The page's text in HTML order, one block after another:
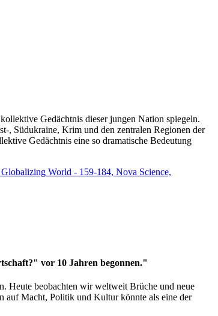
Gedächtnis dieser jungen Nation spiegeln.
, Südukraine, Krim und den zentralen Regionen der
Gedächtnis eine so dramatische Bedeutung
World - 159-184, Nova Science,
vor 10 Jahren begonnen."
Heute beobachten wir weltweit Brüche und neue
auf Macht, Politik und Kultur könnte als eine der